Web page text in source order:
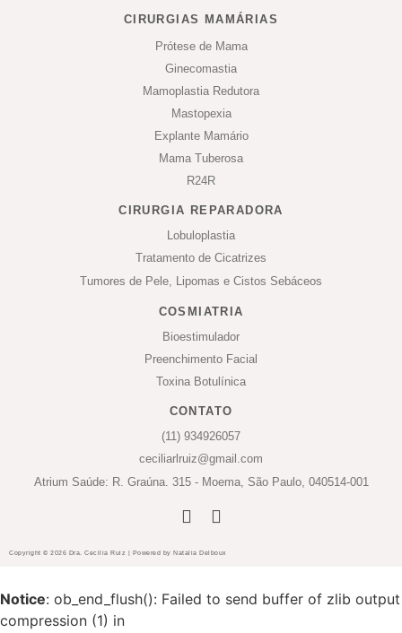
CIRURGIAS MAMÁRIAS
Prótese de Mama
Ginecomastia
Mamoplastia Redutora
Mastopexia
Explante Mamário
Mama Tuberosa
R24R
CIRURGIA REPARADORA
Lobuloplastia
Tratamento de Cicatrizes
Tumores de Pele, Lipomas e Cistos Sebáceos
COSMIATRIA
Bioestimulador
Preenchimento Facial
Toxina Botulínica
CONTATO
(11) 934926057
ceciliarlruiz@gmail.com
Atrium Saúde: R. Graúna. 315 - Moema, São Paulo, 040514-001
Copyright © 2026 Dra. Cecilia Ruiz | Powered by Natalia Delboux
Notice: ob_end_flush(): Failed to send buffer of zlib output
compression (1) in